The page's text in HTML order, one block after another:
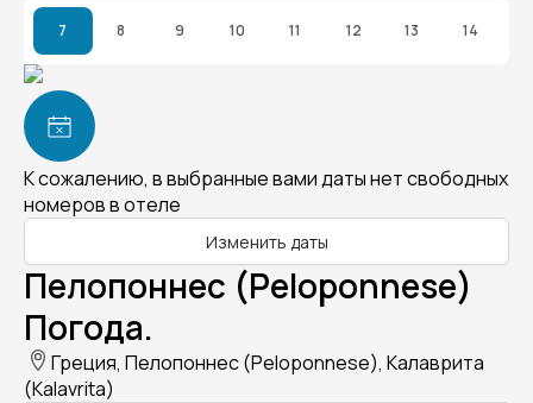
7 8 9 10 11 12 13 14
К сожалению, в выбранные вами даты нет свободных
номеров в отеле
Изменить даты
Пелопоннес (Peloponnese)
Погода.
Греция, Пелопоннес (Peloponnese), Калаврита
(Kalavrita)